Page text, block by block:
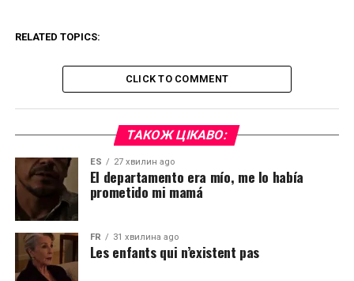
RELATED TOPICS:
CLICK TO COMMENT
ТАКОЖ ЦІКАВО:
ES 27 хвилин ago
El departamento era mío, me lo había
prometido mi mamá
FR 31 хвилина ago
Les enfants qui n’existent pas